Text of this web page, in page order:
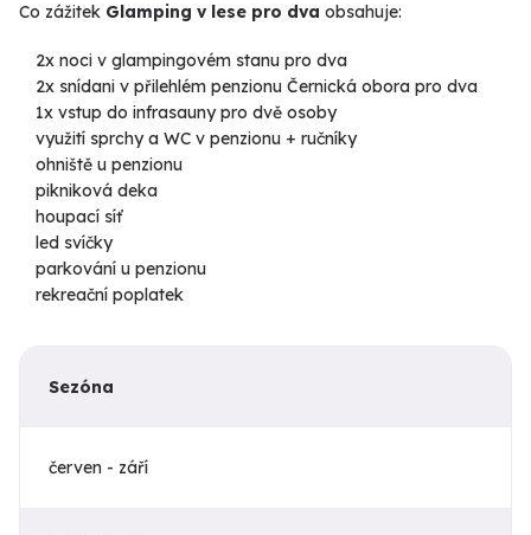
Co zážitek Glamping v lese pro dva obsahuje:
2x noci v glampingovém stanu pro dva
2x snídani v přilehlém penzionu Černická obora pro dva
1x vstup do infrasauny pro dvě osoby
využití sprchy a WC v penzionu + ručníky
ohniště u penzionu
pikniková deka
houpací síť
led svíčky
parkování u penzionu
rekreační poplatek
Sezóna
červen - září